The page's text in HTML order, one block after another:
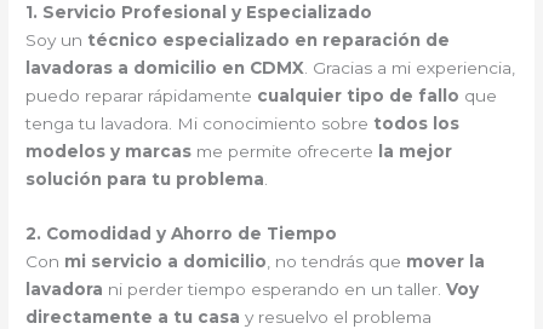
1. Servicio Profesional y Especializado
Soy un técnico especializado en reparación de
lavadoras a domicilio en CDMX . Gracias a mi experiencia,
puedo reparar rápidamente cualquier tipo de fallo que
tenga tu lavadora. Mi conocimiento sobre todos los
modelos y marcas me permite ofrecerte
la mejor
solución para tu problema
2. Comodidad y Ahorro de Tiempo
Con mi servicio a domicilio , no tendrás que mover la
lavadora ni perder tiempo esperando en un taller.Voy
directamente a tu casa y resuelvo el problema